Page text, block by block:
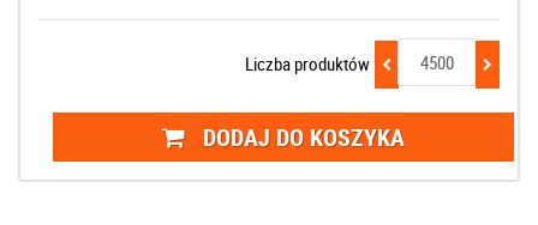
Liczba produktów
DODAJ DO KOSZYKA